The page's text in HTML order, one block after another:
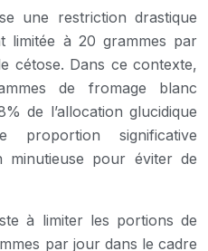
une restriction drastique
limitée à 20 grammes par
cétose. Dans ce contexte,
de fromage blanc
de l’allocation glucidique
proportion significative
minutieuse pour éviter de
à limiter les portions de
par jour dans le cadre